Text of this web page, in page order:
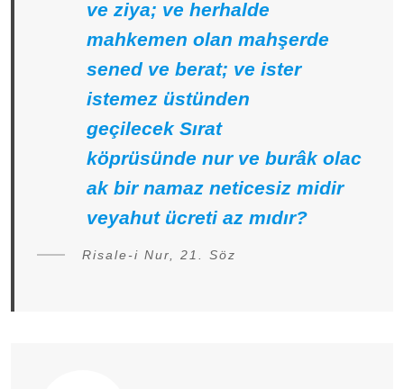
ve ziya; ve herhalde
mahkemen olan mahşerde
sened ve berat; ve ister
istemez üstünden
geçilecek Sırat
köprüsünde nur ve burâk olac
ak bir namaz neticesiz midir
veyahut ücreti az mıdır?
Risale-i Nur, 21. Söz